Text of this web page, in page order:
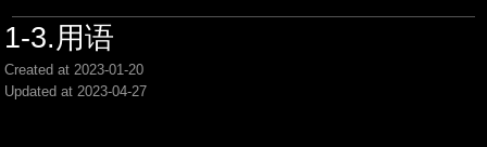
1-3.用语
Created at 2023-01-20
Updated at 2023-04-27